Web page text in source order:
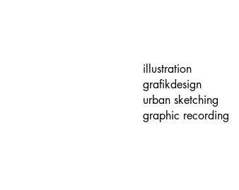
illustration
grafikdesign
urban sketching
graphic recording